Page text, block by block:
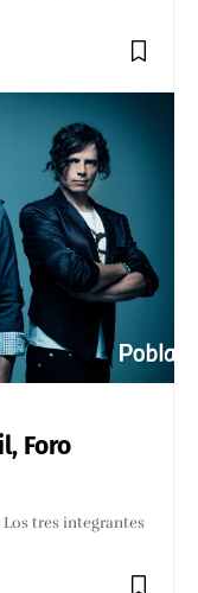
Foro
tres integrantes